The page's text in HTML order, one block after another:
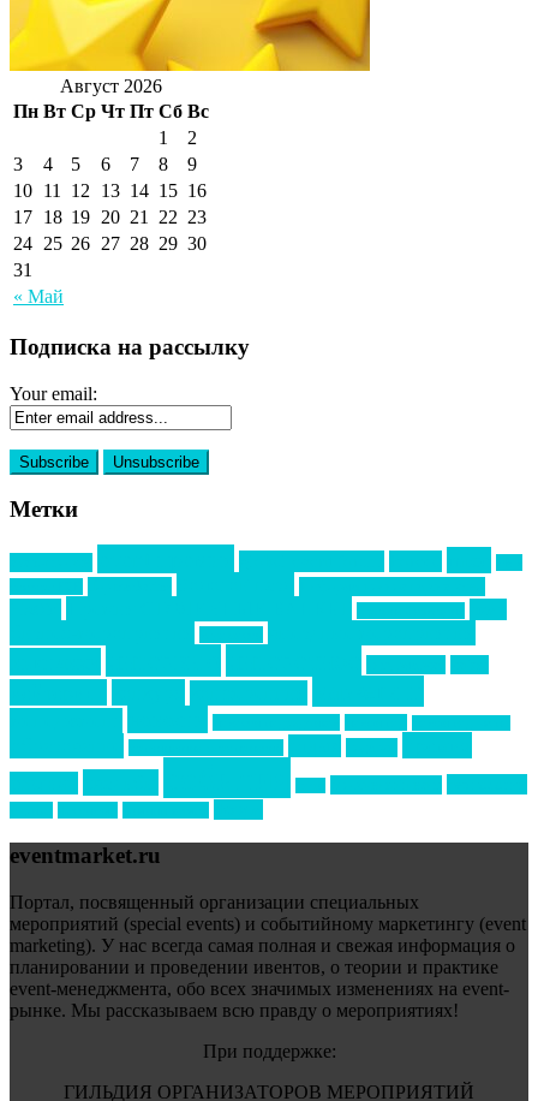
Август 2026
Пн Вт Ср Чт Пт Сб Вс
« Май
1
2
3
4 5 6 7 8
9
10 11 12 13 14 15 16
17 18 19 20 21 22 23
24 25 26 27 28 29 30
31
Подписка на рассылку
Your email:
Метки
eventmarket.ru
Портал, посвященный организации специальных
мероприятий (special events) и событийному маркетингу (event
marketing). У нас всегда самая полная и свежая информация о
планировании и проведении ивентов, о теории и практике
event-менеджмента, обо всех значимых изменениях на event-
рынке. Мы рассказываем всю правду о мероприятиях!
При поддержке:
ГИЛЬДИЯ ОРГАНИЗАТОРОВ МЕРОПРИЯТИЙ